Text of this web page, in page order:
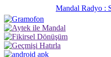
Mandal Radyo :